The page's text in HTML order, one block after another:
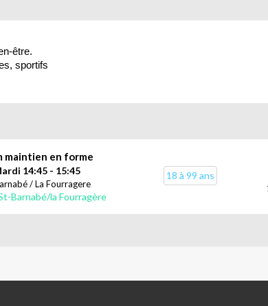
être.
sportifs
maintien en forme
14:45 - 15:45
/ La Fourragere
Barnabé/la Fourragère
18 à 99 ans